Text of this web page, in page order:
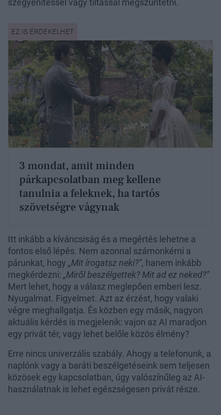
3 mondat, amit minden
párkapcsolatban meg kellene
tanulnia a feleknek, ha tartós
szövetségre vágynak
Itt inkább a kíváncsiság és a megértés lehetne a
fontos első lépés. Nem azonnal számonkérni a
párunkat, hogy „Mit írogatsz neki?”, hanem inkább
megkérdezni: „Miről beszélgettek? Mit ad ez neked?”
Mert lehet, hogy a válasz meglepően emberi lesz.
Nyugalmat. Figyelmet. Azt az érzést, hogy valaki
végre meghallgatja. És közben egy másik, nagyon
aktuális kérdés is megjelenik: vajon az AI maradjon
egy privát tér, vagy lehet belőle közös élmény?
Erre nincs univerzális szabály. Ahogy a telefonunk, a
naplónk vagy a baráti beszélgetéseink sem teljesen
közösek egy kapcsolatban, úgy valószínűleg az AI-
használatnak is lehet egészségesen privát része.